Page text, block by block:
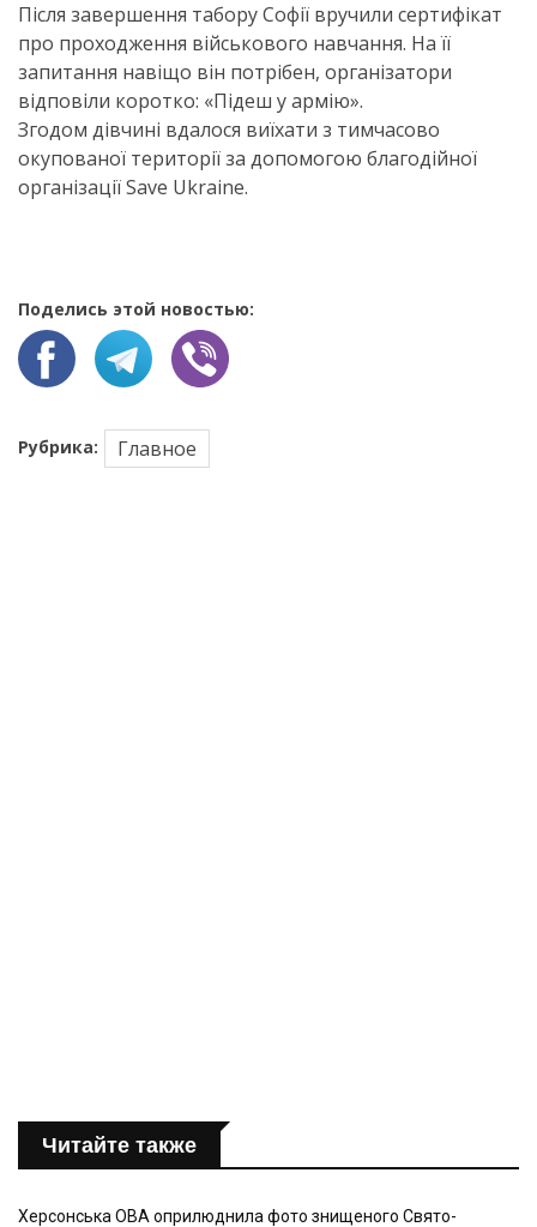
Після завершення табору Софії вручили сертифікат
про проходження військового навчання. На її
запитання навіщо він потрібен, організатори
відповіли коротко: «Підеш у армію».
Згодом дівчині вдалося виїхати з тимчасово
окупованої території за допомогою благодійної
організації Save Ukraine.
Поделись этой новостью:
Рубрика: Главное
Читайте также
Херсонська ОВА оприлюднила фото знищеного Свято-